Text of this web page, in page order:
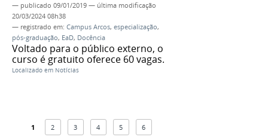
— publicado 09/01/2019 — última modificação
20/03/2024 08h38
— registrado em: Campus Arcos, especialização,
pós-graduação, EaD, Docência
Voltado para o público externo, o
curso é gratuito oferece 60 vagas.
Localizado em Notícias
1 2 3 4 5 6